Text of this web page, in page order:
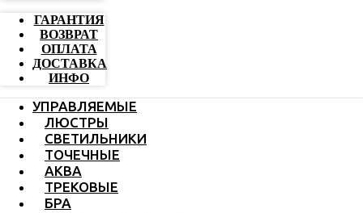
ГАРАНТИЯ
ВОЗВРАТ
ОПЛАТА
ДОСТАВКА
ИНФО
УПРАВЛЯЕМЫЕ
ЛЮСТРЫ
СВЕТИЛЬНИКИ
ТОЧЕЧНЫЕ
АКВА
ТРЕКОВЫЕ
БРА